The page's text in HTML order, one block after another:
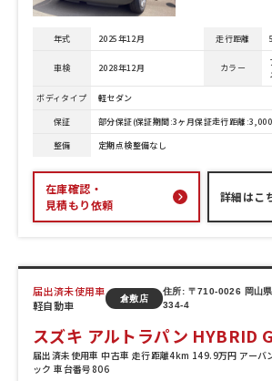
年式 2025年12月 走行距離
車検 2028年12月 カラー
ボディタイプ
軽セダン
保証
部分保証(保証期間:3ヶ月保証走行距離
整備
定期点検整備なし
在庫確認・
見積もり依頼
詳細はこ
届出済未使用車
軽自動車
倉敷店
住所: 〒710-0026 岡山
334-4
スズキ アルトラパン HYBRID G
届出済未使用車 中古車 走行距離4km 149.9万円 アーバ
ック 車台番号806